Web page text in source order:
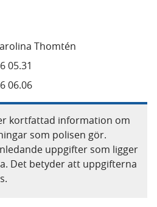
Thomtén
05.31
06.06
kortfattad information om
som polisen gör.
uppgifter som ligger
Det betyder att uppgifterna